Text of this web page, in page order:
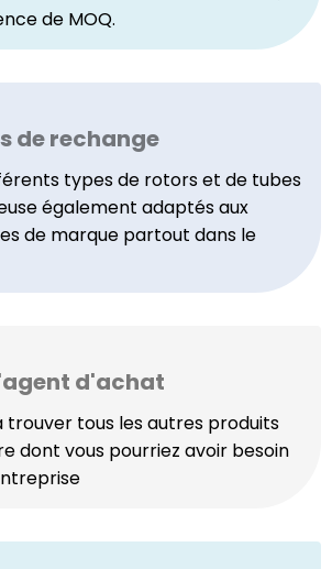
de MOQ.
de rechange
types de rotors et de tubes
également adaptés aux
de marque partout dans le
d'achat
trouver tous les autres produits
dont vous pourriez avoir besoin